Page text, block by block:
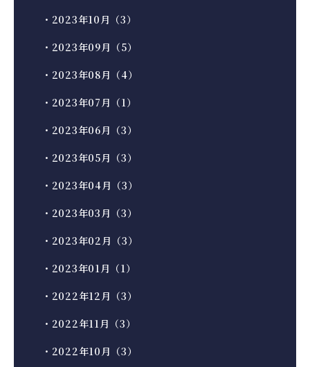
・2023年10月（3）
・2023年09月（5）
・2023年08月（4）
・2023年07月（1）
・2023年06月（3）
・2023年05月（3）
・2023年04月（3）
・2023年03月（3）
・2023年02月（3）
・2023年01月（1）
・2022年12月（3）
・2022年11月（3）
・2022年10月（3）